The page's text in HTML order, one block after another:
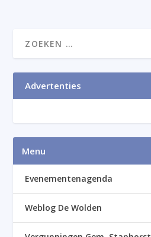
Advertenties
Menu
Evenementenagenda
Weblog De Wolden